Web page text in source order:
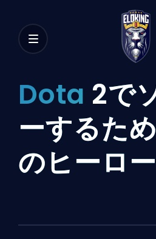
Dota 2で
ーするた
のヒーロー